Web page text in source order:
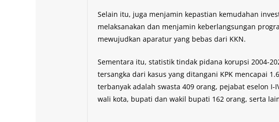
Selain itu, juga menjamin kepastian kemudahan
melaksanakan dan menjamin keberlangsungan
mewujudkan aparatur yang bebas dari KKN.
Sementara itu, statistik tindak pidana korupsi 2004-
tersangka dari kasus yang ditangani KPK mencapai
terbanyak adalah swasta 409 orang, pejabat eselon I-
wali kota, bupati dan wakil bupati 162 orang, serta